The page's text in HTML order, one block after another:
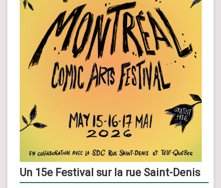
Un 15e Festival sur la rue Saint-Denis